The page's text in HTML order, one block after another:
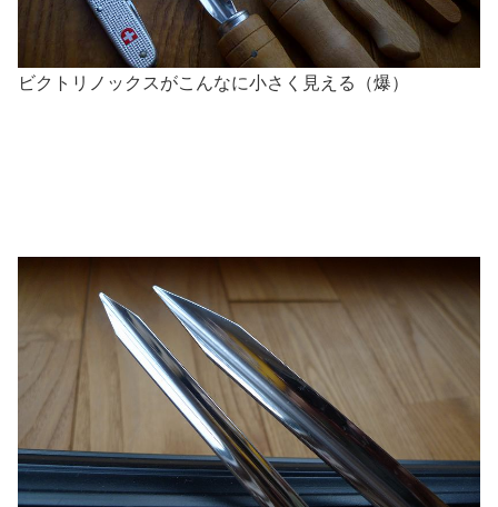
ビクトリノックスがこんなに小さく見える（爆）